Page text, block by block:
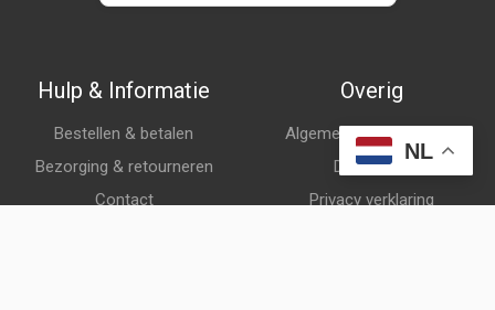
Hulp & Informatie
Bestellen & betalen
Bezorging & retourneren
Contact
Overig
Algemene voorwaarden
Disclaimer
Privacy verklaring
NL